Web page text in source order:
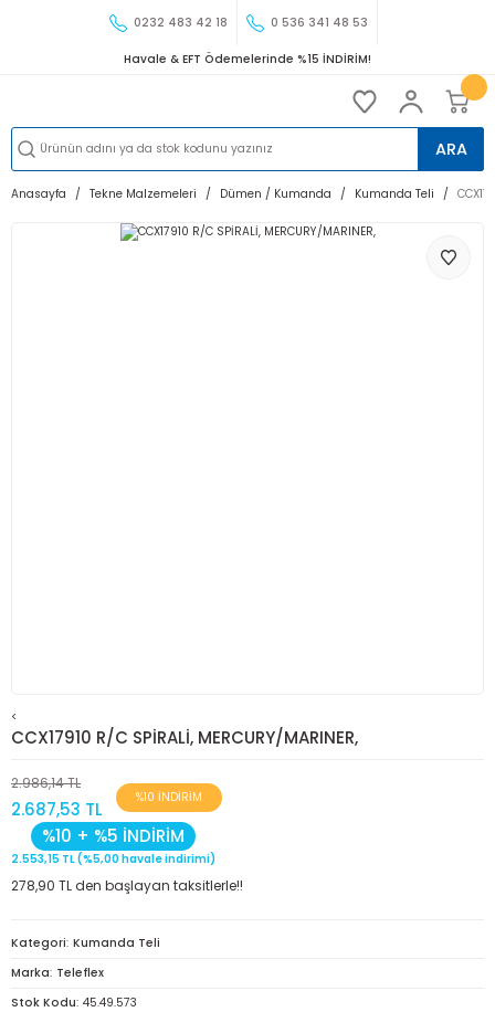
0232 483 42 18 0 536 341 48 53
Havale & EFT Ödemelerinde %15 İNDİRİM!
ARA
Anasayfa Tekne Malzemeleri Dümen / Kumanda Kumanda Teli
<
CCX17910 R/C SPİRALİ, MERCURY/MARINER,
2.986,14 TL
2.687,53 TL
%10 İNDİRİM
%10 + %5 İNDİRİM
2.553,15 TL (%5,00 havale indirimi)
278,90 TL den başlayan taksitlerle!!
Kategori Kumanda Teli
Marka Teleflex
Stok Kodu 45.49.573